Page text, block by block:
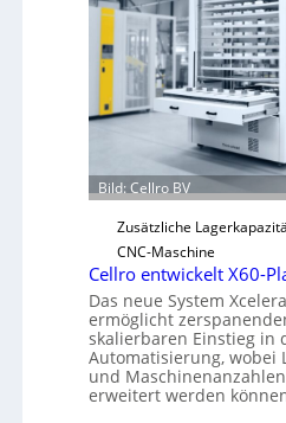
V
o
r
j
a
h
r
i
c
h
e
r
Ü
b
l
a
s
t
s
c
Bild: Cellro BV
Zusätzliche
CNC-Maschine
Cellro entwickelt X60-
Das neue System
ermöglicht
skalierbaren Einstieg in
Automatisierung, wobei
und
erweitert werden